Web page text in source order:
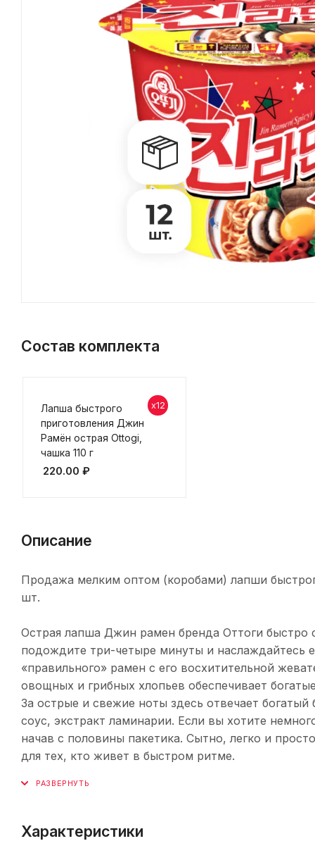
Состав комплекта
x12
Лапша быстрого
приготовления Джин
Рамён острая Ottogi,
чашка 110 г
220.00 ₽
Описание
Продажа мелким оптом (коробами) лапши
шт.
Острая лапша Джин рамен бренда Оттоги быстро
подождите три-четыре минуты и наслаждайтесь
«правильного» рамен с его восхитительной
овощных и грибных хлопьев обеспечивает
За острые и свежие ноты здесь отвечает
соус, экстракт ламинарии. Если вы хотите
начав с половины пакетика. Сытно, легко и
для тех, кто живет в быстром ритме.
Характеристики